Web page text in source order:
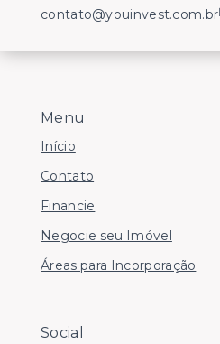
Menu
Início
Contato
Financie
Negocie seu Imóvel
Áreas para Incorporação
Social
contato@youinvest.com.br